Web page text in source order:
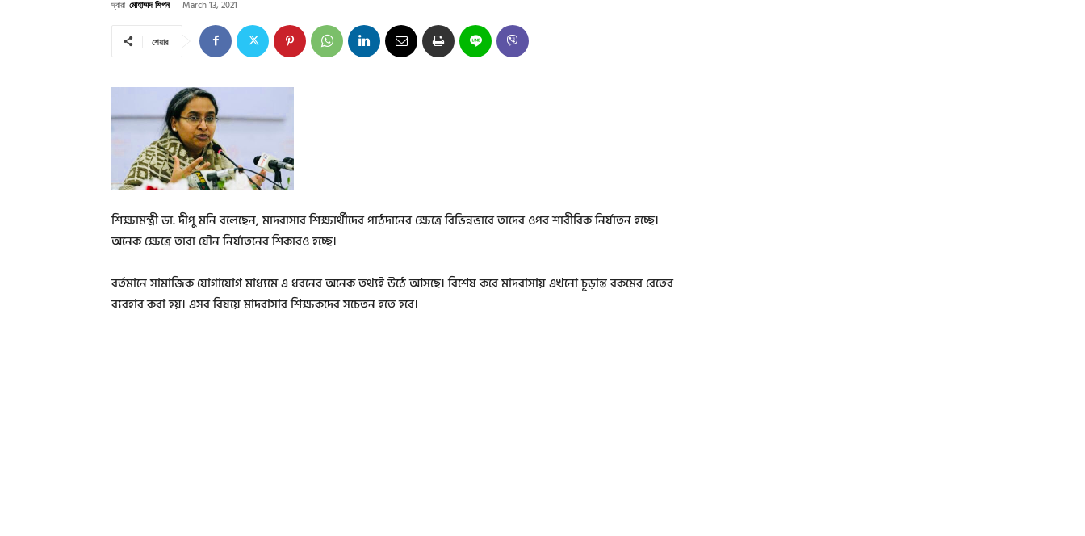
দ্বারা মোহাম্মদ শিপন - March 13, 2021
শেয়ার
শিক্ষামন্ত্রী ডা. দীপু মনি বলেছেন, মাদরাসার শিক্ষার্থীদের পাঠদানের ক্ষেত্রে বিভিন্নভাবে তাদের ওপর শারীরিক নির্যাতন হচ্ছে।
অনেক ক্ষেত্রে তারা যৌন নির্যাতনের শিকারও হচ্ছে।
বর্তমানে সামাজিক যোগাযোগ মাধ্যমে এ ধরনের অনেক তথ্যই উঠে আসছে। বিশেষ করে মাদরাসায় এখনো চূড়ান্ত রকমের বেতের
ব্যবহার করা হয়। এসব বিষয়ে মাদরাসার শিক্ষকদের সচেতন হতে হবে।